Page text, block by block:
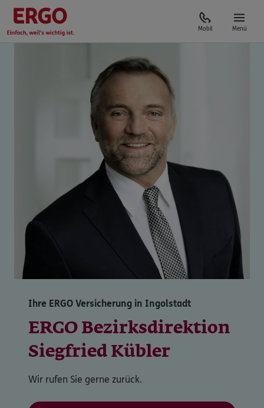
Mobil Menü
Ihre ERGO Versicherung in Ingolstadt
ERGO Bezirksdirektion
Siegfried Kübler
Wir rufen Sie gerne zurück.